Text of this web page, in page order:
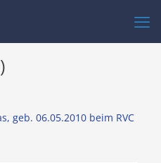
geb. 06.05.2010 beim RVC